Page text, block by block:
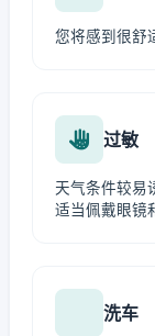
您将感到很舒
过敏
天气条件较易
适当佩戴眼镜
洗车